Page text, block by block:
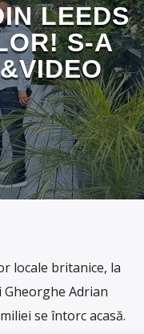
LEEDS
S-A
locale britanice, la
Adrian
se întorc acasă.